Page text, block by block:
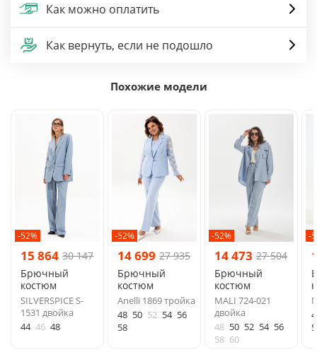
Как можно оплатить
Как вернуть, если не подошло
Похожие модели
-52%
15 864 30 147
Брючный
костюм
SILVERSPICE S-
1531 двойка
44 46 48
-52%
14 699 27 935
Брючный
костюм
Anelli 1869 тройка
48 50 52 54 56
58
-52%
14 473 27 504
Брючный
костюм
MALI 724-021
двойка
48 50 52 54 56
58 60
-